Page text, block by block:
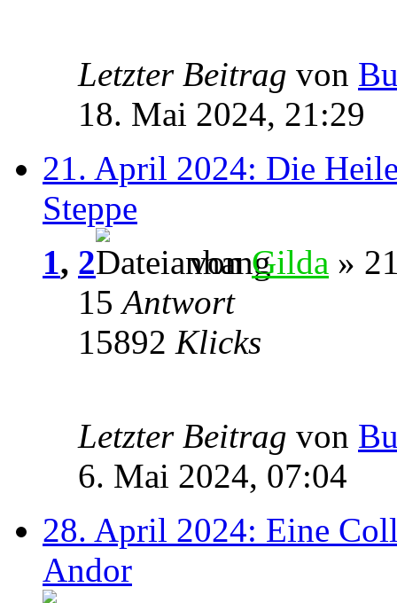
Letzter Beitrag von
18. Mai 2024, 21:29
21. April 2024: Die
Steppe
1, 2 vonGilda »
15Antwort
15892 Klicks
Letzter Beitrag von
6. Mai 2024, 07:04
28. April 2024: Eine
Andor